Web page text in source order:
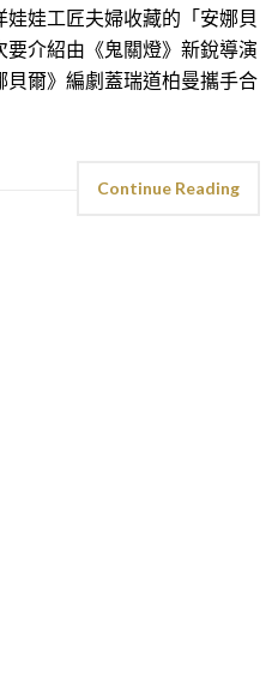
娃工匠夫婦收藏的「安娜貝
介紹由《鬼關燈》新銳導演
爾》編劇蓋瑞道柏曼攜手合
Continue Reading